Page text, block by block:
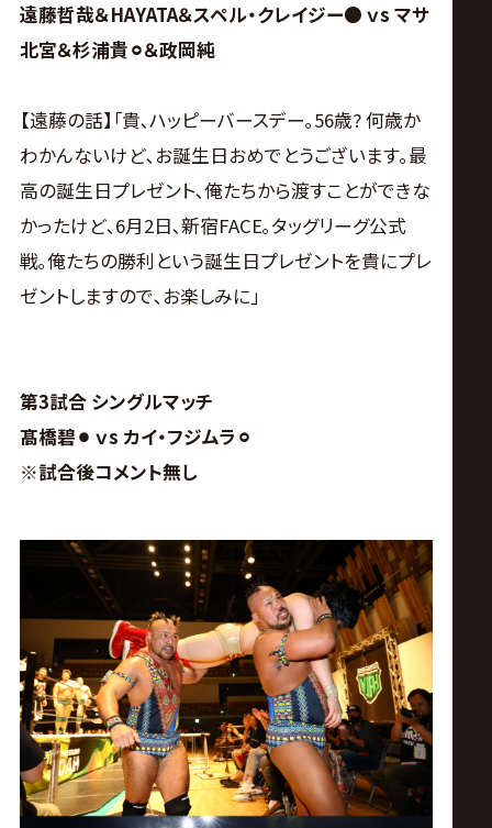
遠藤哲哉＆HAYATA＆スペル・クレイジー● ｖs マサ
北宮＆杉浦貴⚪︎＆政岡純
【遠藤の話】｢貴､ハッピーバースデー｡56歳? 何歳か
わかんないけど､お誕生日おめでとうございます｡最
高の誕生日プレゼント､俺たちから渡すことができな
かったけど､6月2日､新宿FACE｡タッグリーグ公式
戦｡俺たちの勝利という誕生日プレゼントを貴にプレ
ゼントしますので､お楽しみに｣
第3試合 シングルマッチ
髙橋碧⚫︎ ｖs カイ・フジムラ⚪︎
※試合後コメント無し